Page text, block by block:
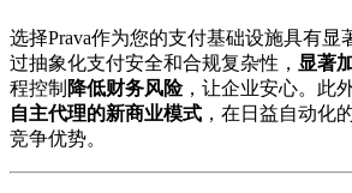
选择Prava作为您的支付基础设施具有显
过抽象化支付安全和合规复杂性， 显著
程控制 降低财务风险，让企业安心。此
自主代理的新商业模式 ，在日益自动化
竞争优势。